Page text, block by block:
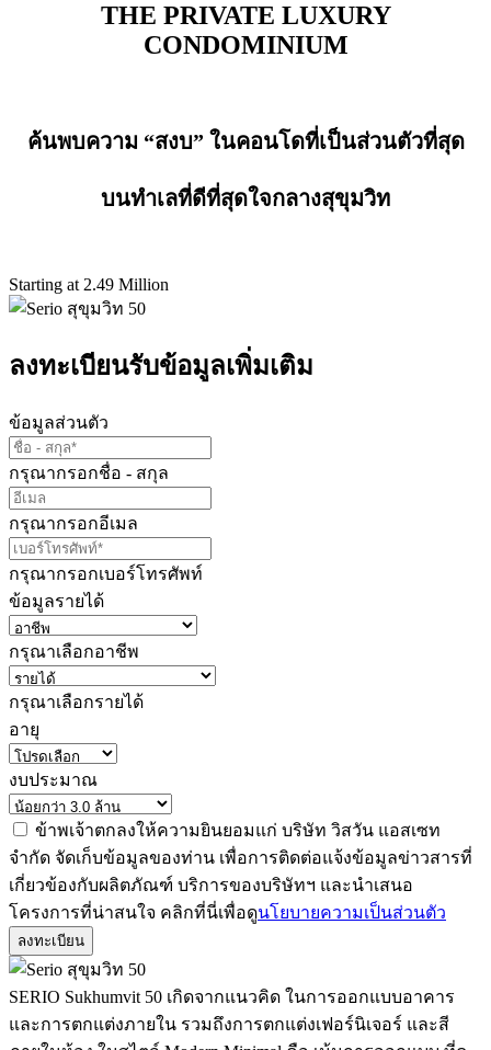
THE PRIVATE LUXURY
CONDOMINIUM
ค้นพบความ “สงบ” ในคอนโดที่เป็นส่วนตัวที่สุด
บนทำเลที่ดีที่สุดใจกลางสุขุมวิท
Starting at 2.49 Million
ลงทะเบียนรับข้อมูลเพิ่มเติม
ข้อมูลส่วนตัว
กรุณากรอกชื่อ - สกุล
กรุณากรอกอีเมล
กรุณากรอกเบอร์โทรศัพท์
ข้อมูลรายได้
กรุณาเลือกอาชีพ
กรุณาเลือกรายได้
อายุ
งบประมาณ
ข้าพเจ้าตกลงให้ความยินยอมแก่ บริษัท วิสวัน แอสเซท
จำกัด จัดเก็บข้อมูลของท่าน เพื่อการติดต่อแจ้งข้อมูลข่าวสารที่
เกี่ยวข้องกับผลิตภัณฑ์ บริการของบริษัทฯ และนำเสนอ
โครงการที่น่าสนใจ คลิกที่นี่เพื่อดูนโยบายความเป็นส่วนตัว
ลงทะเบียน
SERIO Sukhumvit 50 เกิดจากแนวคิด ในการออกแบบอาคาร
และการตกแต่งภายใน รวมถึงการตกแต่งเฟอร์นิเจอร์ และสี